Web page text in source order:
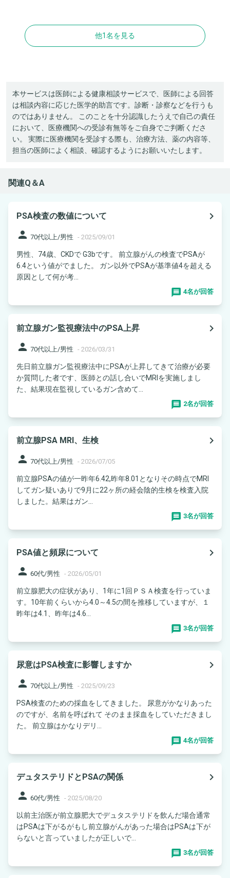
他1名を見る
本サービスは医師による健康相談サービスで、医師による回答
は相談内容に応じた医学的助言です。診断・診察などを行うも
のではありません。 このことを十分認識したうえで自己の責任
において、医療機関への受診有無等をご自身でご判断くださ
い。 実際に医療機関を受診する際も、治療方法、薬の内容等、
担当の医師によく相談、確認するようにお願いいたします。
関連Q＆A
PSA検査の数値について
navigate_next
person 70代以上/男性 - 2025/09/01
男性、74歳、CKDで G3bです。 前立腺がんの検査でPSAが
6.4という値がでました。 ガン以外でPSAが基準値4を超える
原因として何が考...
4名が回答
前立腺ガン監視療法中のPSA上昇
navigate_next
person 70代以上/男性 - 2026/03/31
先日前立腺ガン監視療法中にPSAが上昇してきて治療が必要
か質問した者です、医師との話し合いでMRIを実施しまし
た、結果現在監視しているガン含めて...
2名が回答
前立腺PSA MRI、生検
navigate_next
person 70代以上/男性 - 2026/07/05
前立腺PSAの値が一昨年6.42,昨年8.01となりその時点でMRI
してガン疑いありで9月に22ヶ所の経会陰的生検を検査入院
しました。結果はガン...
3名が回答
PSA値と頻尿について
navigate_next
person 60代/男性 - 2026/05/01
前立腺肥大の症状があり、1年に1回ＰＳＡ検査を行っていま
す。10年前くらいから4.0～4.5の間を推移していますが、１
昨年は4.1、昨年は4.6...
3名が回答
尿意はPSA検査に影響しますか
navigate_next
person 70代以上/男性 - 2025/09/23
PSA検査のための採血をしてきました。 尿意がかなりあった
のですが、名前を呼ばれて そのまま採血をしていただきまし
た。 前立腺はかなりデリ...
4名が回答
デュタステリドとPSAの関係
navigate_next
person 60代/男性 - 2025/08/20
以前主治医が前立腺肥大でデュタステリドを飲んだ場合通常
はPSAは下がるがもし前立腺がんがあった場合はPSAは下が
らないと言っていましたが正しいで...
3名が回答